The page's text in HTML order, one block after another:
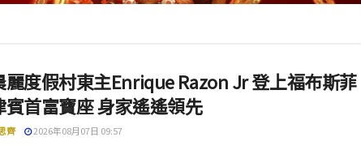
麗度假村東主Enrique Razon Jr 登上福布斯菲
賓首富寶座 身家遙遙領先
齊 2026年08月07日 09:57